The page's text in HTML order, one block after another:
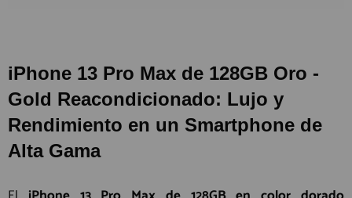
iPhone 13 Pro Max de 128GB Oro -
Gold Reacondicionado: Lujo y
Rendimiento en un Smartphone de
Alta Gama